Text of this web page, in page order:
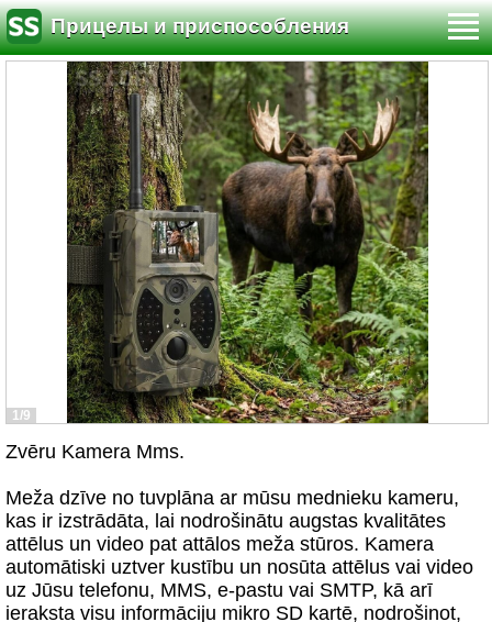
Прицелы и приспособления
1/9
Zvēru Kamera Mms.
Meža dzīve no tuvplāna ar mūsu mednieku kameru,
kas ir izstrādāta, lai nodrošinātu augstas kvalitātes
attēlus un video pat attālos meža stūros. Kamera
automātiski uztver kustību un nosūta attēlus vai video
uz Jūsu telefonu, MMS, e-pastu vai SMTP, kā arī
ieraksta visu informāciju mikro SD kartē, nodrošinot,